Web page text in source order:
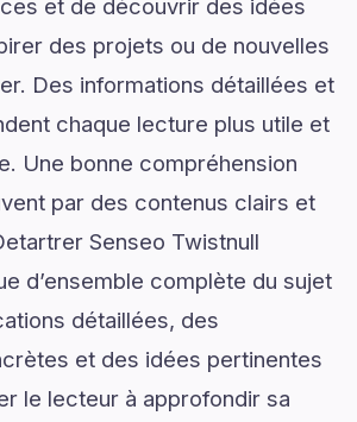
et de découvrir des idées
des projets ou de nouvelles
Des informations détaillées et
chaque lecture plus utile et
Une bonne compréhension
par des contenus clairs et
Senseo Twistnull
d’ensemble complète du sujet
détaillées, des
et des idées pertinentes
le lecteur à approfondir sa